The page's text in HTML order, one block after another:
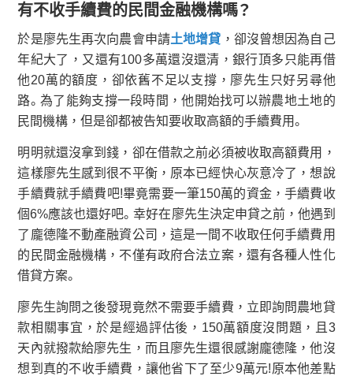
有不收手續費的民間金融機構嗎？
於是廖先生再次向農會申請土地增貸 ，卻沒曾想因為自己
年紀大了，又還有100多萬還沒還清，銀行頂多只能再借
他20萬的額度，卻依舊不足以支撐，廖先生只好另尋他
路。為了能夠支撐一段時間，他開始找可以辦農地土地的
民間機構，但是卻都被告知要收取高額的手續費用。
明明就還沒拿到錢，卻在借款之前必須被收取高額費用，
這樣廖先生感到很不平衡，原本已經快心灰意冷了，想說
手續費就手續費吧!畢竟需要一筆150萬的資金，手續費收
個6%應該也還好吧。幸好在廖先生決定申貸之前，他遇到
了龐德隆不動產融資公司，這是一間不收取任何手續費用
的民間金融機構，不僅有政府合法立案，還有各種人性化
借貸方案。
廖先生詢問之後發現竟然不需要手續費，立即詢問農地貸
款相關事宜，於是經過評估後，150萬額度沒問題，且3
天內就撥款給廖先生，而且廖先生還很感謝龐德隆，他沒
想到真的不收手續費，讓他省下了至少9萬元!原本他差點